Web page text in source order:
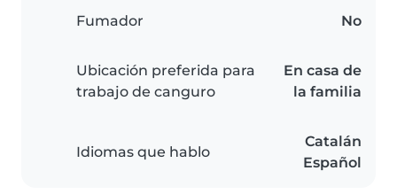
Fumador No
Ubicación preferida para
trabajo de canguro
En casa de
la familia
Idiomas que hablo
Catalán
Español